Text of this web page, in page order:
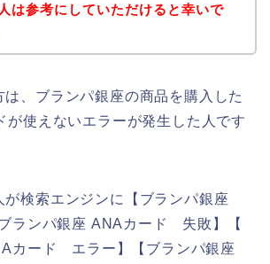
は参考にしていただけると幸いで
は、ブランパ銀座の商品を購入した
が使えないエラーが発生した人です
が検索エンジンに【ブランパ銀座
ランパ銀座 ANAカード 失敗】【
カード エラー】【ブランパ銀座